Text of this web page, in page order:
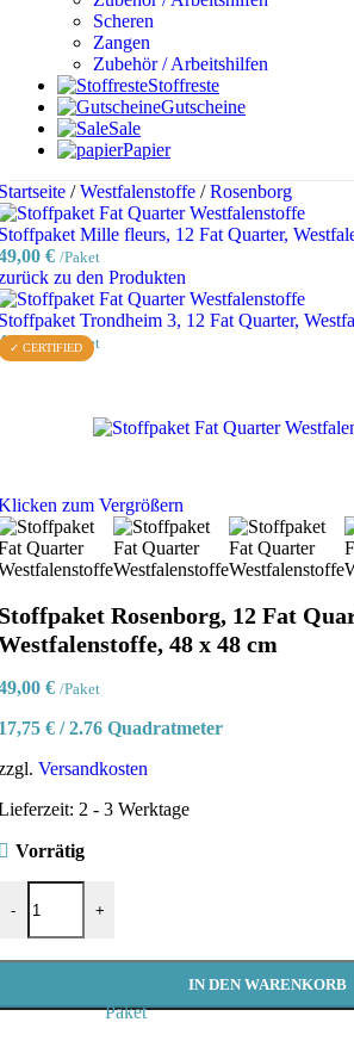
Scheren
Zangen
Zubehör / Arbeitshilfen
Stoffreste
Gutscheine
Sale
Papier
/ Westfalenstoffe / Rosenborg
Mille fleurs, 12 Fat Quarter,
€ /Paket
zu den Produkten
Trondheim 3, 12 Fat Quarter,
€ /Paket
✓ CERTIFIED
zum Vergrößern
Rosenborg, 12 Fat
48 x 48 cm
€ /Paket
€ /2.76 Quadratmeter
Versandkosten
2 - 3 Werktage
Vorrätig
-
Rosenborg, 12 Fat Quarter,
+
Paket
IN DEN WARENKORB